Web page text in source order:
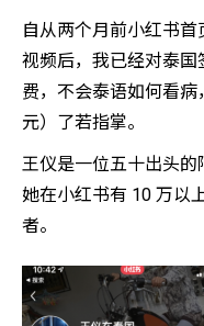
自从两个月前小红书首
视频后，我已经对泰
费，不会泰语如何看
元）了若指掌。
王仪是一位五十出头的
她在小红书有 10 万以
者。